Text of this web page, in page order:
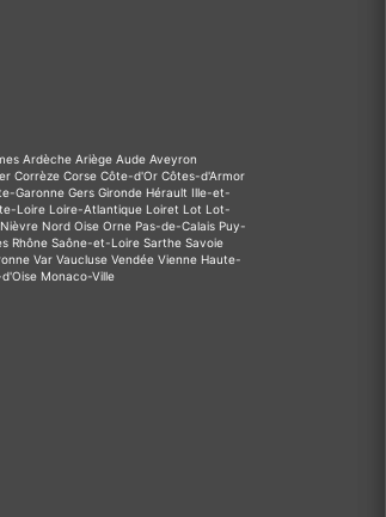
Ardèche Ariège Aude Aveyron
Corrèze Corse Côte-d'Or Côtes-d'Armor
Garonne Gers Gironde Hérault Ille-et-
Loire Loire-Atlantique Loiret Lot Lot-
Nièvre Nord Oise Orne Pas-de-Calais Puy-
Rhône Saône-et-Loire Sarthe Savoie
Var Vaucluse Vendée Vienne Haute-
Monaco-Ville